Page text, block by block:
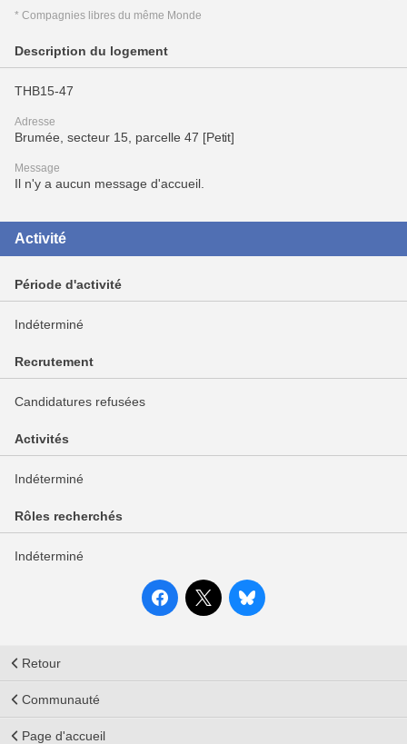
* Compagnies libres du même Monde
Description du logement
THB15-47
Adresse
Brumée, secteur 15, parcelle 47 [Petit]
Message
Il n'y a aucun message d'accueil.
Activité
Période d'activité
Indéterminé
Recrutement
Candidatures refusées
Activités
Indéterminé
Rôles recherchés
Indéterminé
Retour
Communauté
Page d'accueil